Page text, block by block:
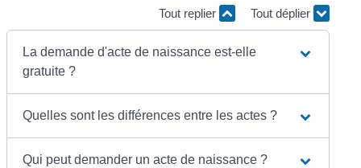
Tout replier Tout déplier
La demande d'acte de naissance est-elle
gratuite ?
Quelles sont les différences entre les actes ?
Qui peut demander un acte de naissance ?